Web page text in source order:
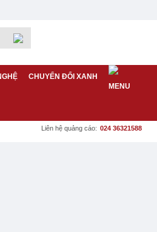
CHUYỂN ĐỔI XANH
Liên hệ quảng cáo: 024 36321588